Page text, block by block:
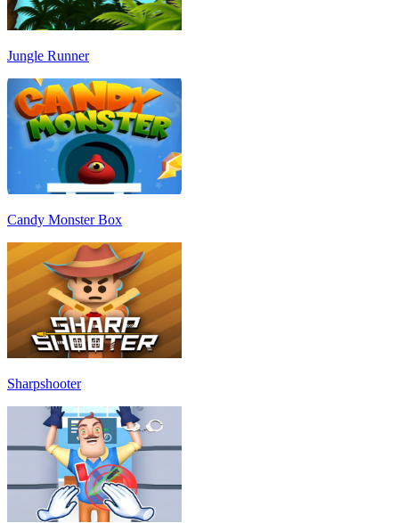
Jungle Runner
Candy Monster Box
Sharpshooter